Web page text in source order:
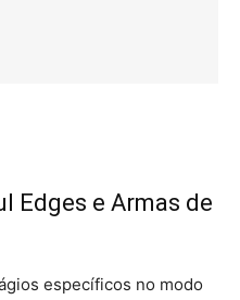
Edges e Armas de
específicos no modo